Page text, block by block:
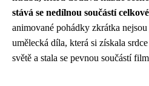
stává se nedílnou součástí
animované pohádky zkrátka
umělecká díla, která si získala
světě a stala se pevnou součástí